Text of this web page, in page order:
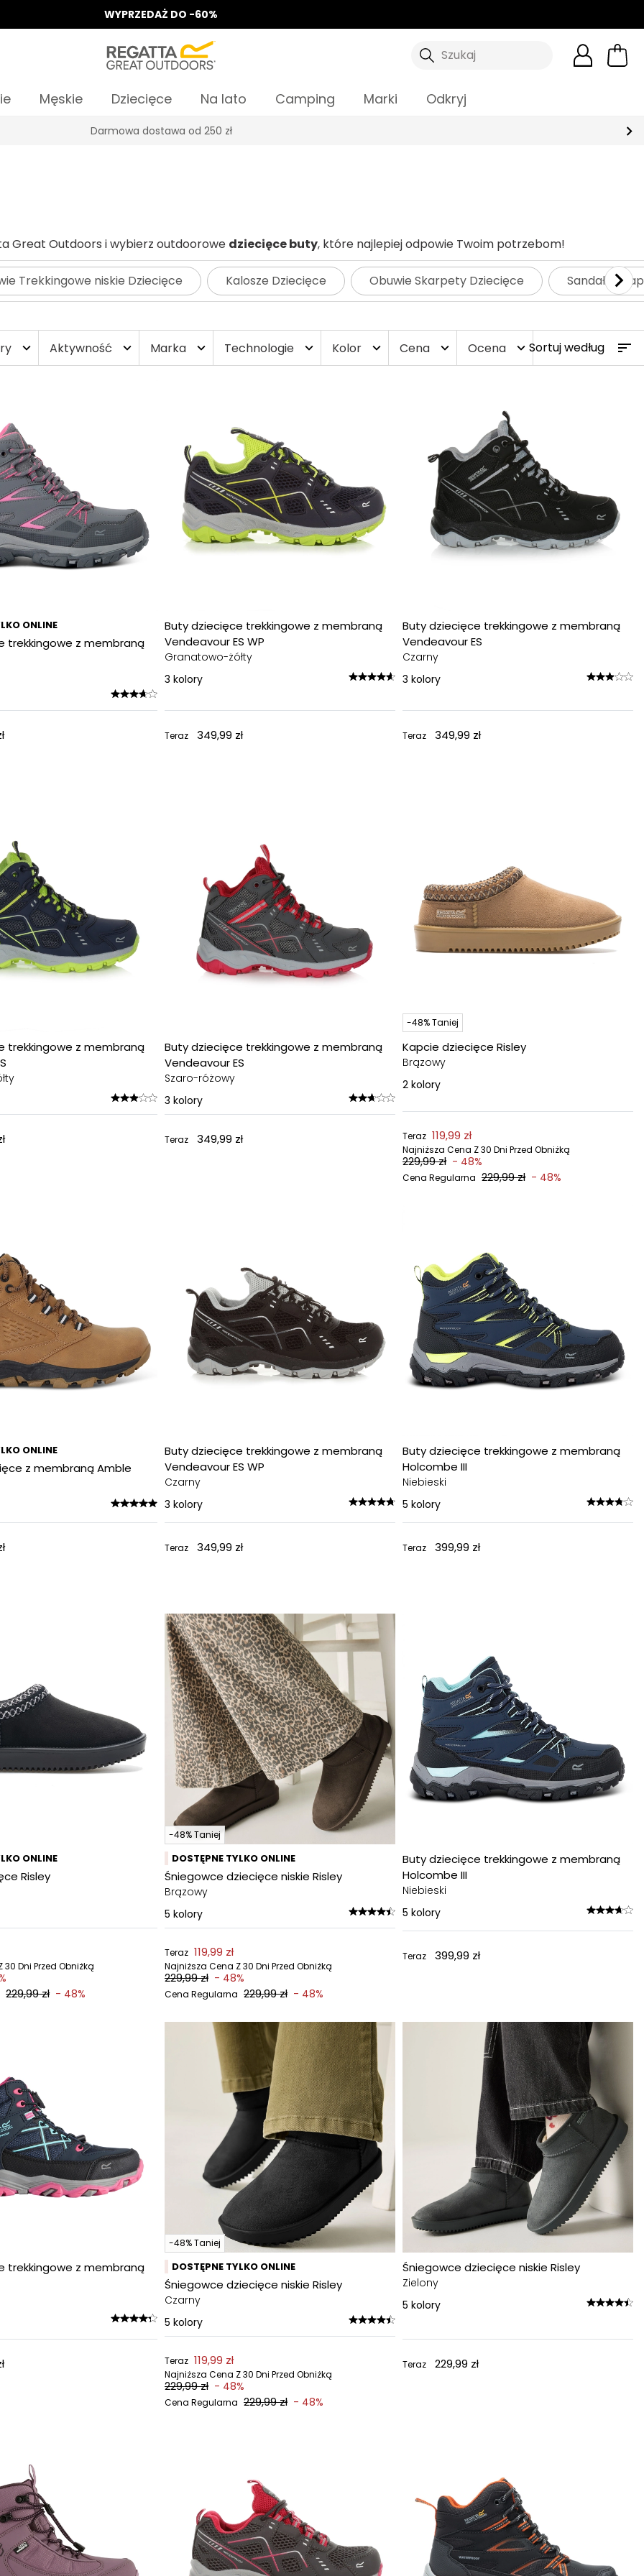
WYPRZEDAŻ DO -60%
Szukaj
Męskie Dziecięce Na lato Camping Marki Odkryj
Odbierz 15%, za zapis do Newslettera*
Great Outdoors i wybierz outdoorowe dziecięce buty, które najlepiej odpowie Twoim potrzebom!
Trekkingowe niskie Dziecięce Kalosze Dziecięce Obuwie Skarpety Dziecięce Sandały i
expand_more Aktywność expand_more Marka expand_more Technologie expand_more Kolor expand_more Cena expand_more Ocena expand_more
ONLINE
trekkingowe z membraną
Buty dziecięce trekkingowe z membraną
Vendeavour ES WP
Granatowo-żółty
3 kolory
Teraz 349,99 zł
Buty dziecięce trekkingowe z membraną
Vendeavour ES
Czarny
3 kolory
Teraz 349,99 zł
trekkingowe z membraną
Buty dziecięce trekkingowe z membraną
Vendeavour ES
Szaro-różowy
3 kolory
Teraz 349,99 zł
-48% Taniej
Kapcie dziecięce Risley
Brązowy
2 kolory
Teraz 119,99 zł
Najniższa Cena Z 30 Dni Przed Obniżką
229,99 zł - 48%
Cena Regularna 229,99 zł - 48%
ONLINE
z membraną Amble
Buty dziecięce trekkingowe z membraną
Vendeavour ES WP
Czarny
3 kolory
Teraz 349,99 zł
Buty dziecięce trekkingowe z membraną
Holcombe III
Niebieski
5 kolory
Teraz 399,99 zł
ONLINE
Risley
Dni Przed Obniżką
229,99 zł - 48%
-48% Taniej
DOSTĘPNE TYLKO ONLINE
Śniegowce dziecięce niskie Risley
Brązowy
5 kolory
Teraz 119,99 zł
Najniższa Cena Z 30 Dni Przed Obniżką
229,99 zł - 48%
Cena Regularna 229,99 zł - 48%
Buty dziecięce trekkingowe z membraną
Holcombe III
Niebieski
5 kolory
Teraz 399,99 zł
trekkingowe z membraną
-48% Taniej
DOSTĘPNE TYLKO ONLINE
Śniegowce dziecięce niskie Risley
Czarny
5 kolory
Teraz 119,99 zł
Najniższa Cena Z 30 Dni Przed Obniżką
229,99 zł - 48%
Cena Regularna 229,99 zł - 48%
Śniegowce dziecięce niskie Risley
Zielony
5 kolory
Teraz 229,99 zł